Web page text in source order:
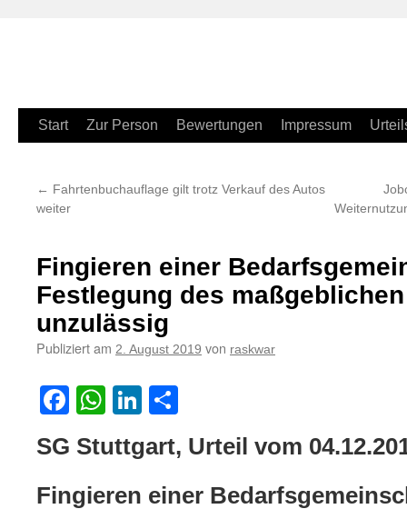
Zum
springen
Start Zur Person Bewertungen Impressum
← Fahrtenbuchauflage gilt trotz Verkauf des Autos
weiter
Fingieren einer
Festlegung des
unzulässig
Publiziert am 2. August 2019 von raskwar
Facebook
WhatsApp
LinkedIn
SG Stuttgart, Urteil vom
Fingieren einer